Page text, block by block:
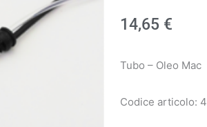
14,65 €
Tubo – Oleo Mac
Codice articolo: